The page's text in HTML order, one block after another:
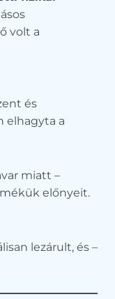
volt a
és
elhagyta a
miatt –
előnyeit.
lezárult, és –